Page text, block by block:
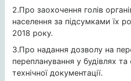
2.Про заохочення голів
населення за підсумками їх
2018 року.
3.Про надання дозволу на
перепланування у будівлях
технічної документації.